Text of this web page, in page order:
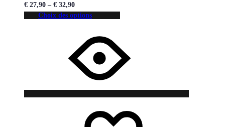
€ 27,90 – € 32,90
Choix des options